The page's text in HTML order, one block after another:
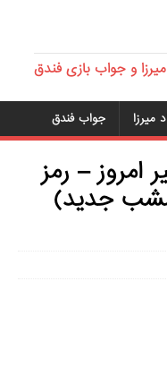
و جواب بازی فندق
میرزا جواب فندق
همستر ۲۷ تیر امروز – رمز
تیر 1403 (امشب جدید)